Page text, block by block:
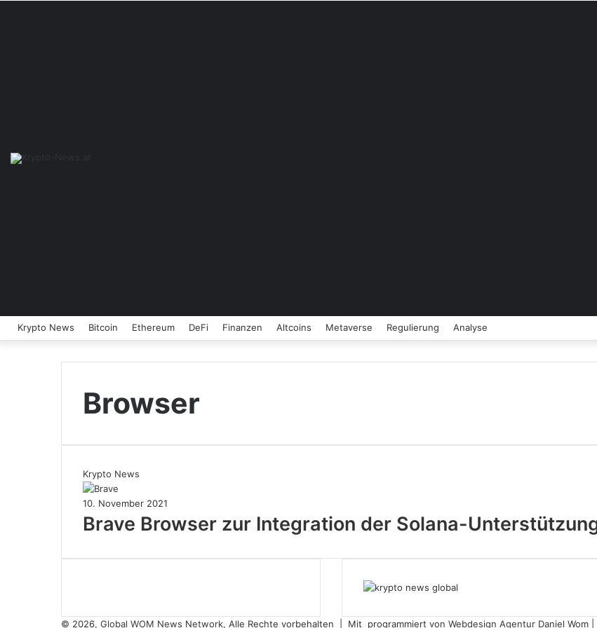
Krypto News Bitcoin Ethereum DeFi Finanzen Altcoins Metaverse Regulierung Analyse
Browser
Krypto News
10. November 2021
Brave Browser zur Integration der Solana-
© 2026, Global WOM News Network, Alle Rechte vorbehalten | Mit programmiert von Webdesign Agentur Daniel Wom